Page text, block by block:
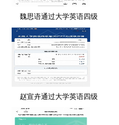
魏思语通过大学英语四级
赵宣卉通过大学英语四级